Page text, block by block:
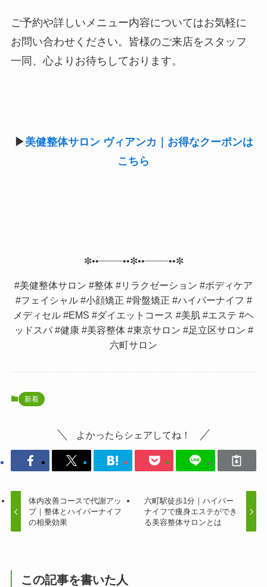
ご予約や詳しいメニュー内容についてはお気軽に
お問い合わせください。皆様のご来店をスタッフ
一同、心よりお待ちしております。
▶︎美健整体サロン ヴィアンカ｜お得なクーポンは
こちら
✼••┈┈┈┈••✼••┈┈┈┈••✼
#美健整体サロン #整体 #リラクゼーション #ボディケア
#フェイシャル #小顔矯正 #骨盤矯正 #ハイパーナイフ #
メディセル #EMS #ダイエットコース #美肌 #エステ #ヘ
ッドスパ #健康 #美容整体 #東京サロン #足立区サロン #
六町サロン
新着
よかったらシェアしてね！
体内改善コースで代謝アッ
プ｜整体とハイパーナイフ
の相乗効果
六町駅徒歩1分｜ハイパー
ナイフで痩身エステができ
る美容整体サロンとは
この記事を書いた人